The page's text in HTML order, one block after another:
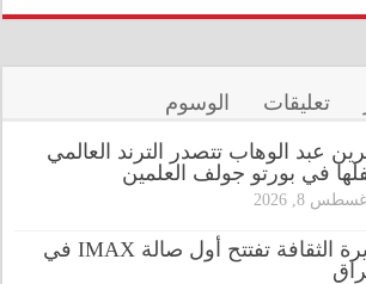
تعليقات الوسوم
عبد الوهاب تتصدر الترند العالمي
في بورتو جولف العلمين
أغسطس 8, 2026
وزيرة الثقافة تفتتح أول صالة IMAX في